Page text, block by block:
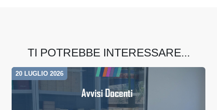
TI POTREBBE INTERESSARE...
20 LUGLIO 2026